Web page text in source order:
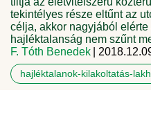
tekintélyes része eltűnt az
célja, akkor nagyjából
hajléktalanság nem szűnt
F. Tóth Benedek
|
hajléktalanok-kilakoltatás-